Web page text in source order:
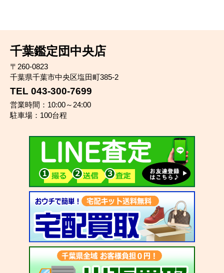
千葉鑑定団中央店
〒260-0823
千葉県千葉市中央区塩田町385-2
TEL 043-300-7699
営業時間：10:00～24:00
駐車場：100台程